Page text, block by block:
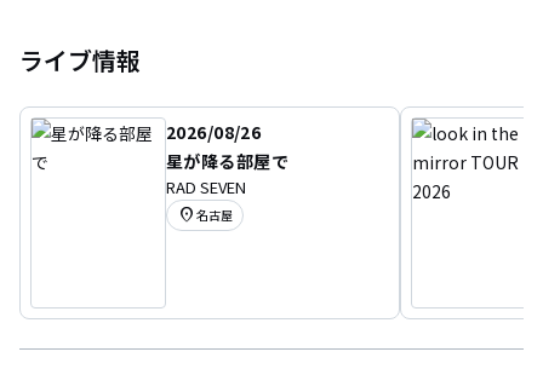
ライブ情報
2026/08/26
星が降る部屋で
RAD SEVEN
location_on 名古屋